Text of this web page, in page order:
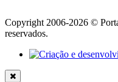
Copyright 2006-2026 ©
reservados.